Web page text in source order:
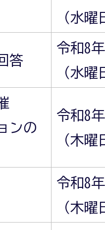
（水曜
答
令和8
（水曜
ンの
令和8
（木
令和8
（木